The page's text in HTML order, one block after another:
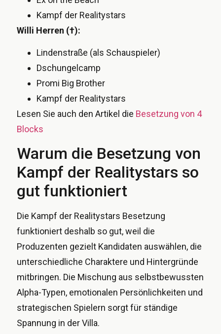
Kampf der Realitystars
Willi Herren (†):
Lindenstraße (als Schauspieler)
Dschungelcamp
Promi Big Brother
Kampf der Realitystars
Lesen Sie auch den Artikel die Besetzung von 4
Blocks
Warum die Besetzung von
Kampf der Realitystars so
gut funktioniert
Die Kampf der Realitystars Besetzung
funktioniert deshalb so gut, weil die
Produzenten gezielt Kandidaten auswählen, die
unterschiedliche Charaktere und Hintergründe
mitbringen. Die Mischung aus selbstbewussten
Alpha-Typen, emotionalen Persönlichkeiten und
strategischen Spielern sorgt für ständige
Spannung in der Villa.